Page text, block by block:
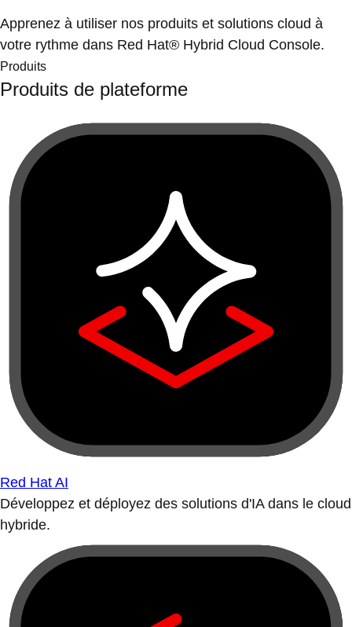
Apprenez à utiliser nos produits et solutions cloud à
votre rythme dans Red Hat® Hybrid Cloud Console.
Produits
Produits de plateforme
Red Hat AI
Développez et déployez des solutions d'IA dans le cloud
hybride.